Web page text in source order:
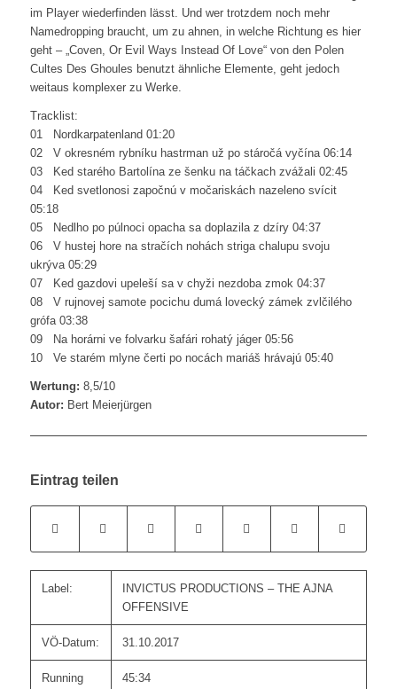
im Player wiederfinden lässt. Und wer trotzdem noch mehr
Namedropping braucht, um zu ahnen, in welche Richtung es hier
geht – „Coven, Or Evil Ways Instead Of Love“ von den Polen
Cultes Des Ghoules benutzt ähnliche Elemente, geht jedoch
weitaus komplexer zu Werke.
Tracklist:
01 Nordkarpatenland 01:20
02 V okresném rybníku hastrman už po stáročá vyčína 06:14
03 Ked starého Bartolína ze šenku na táčkach zvážali 02:45
04 Ked svetlonosi započnú v močariskách nazeleno svícit
05:18
05 Nedlho po púlnoci opacha sa doplazila z dzíry 04:37
06 V hustej hore na stračích nohách striga chalupu svoju
ukrýva 05:29
07 Ked gazdovi upeleší sa v chyži nezdoba zmok 04:37
08 V rujnovej samote pocichu dumá lovecký zámek zvlčilého
grófa 03:38
09 Na horárni ve folvarku šafári rohatý jáger 05:56
10 Ve starém mlyne čerti po nocách mariáš hrávajú 05:40
Wertung: 8,5/10
Autor: Bert Meierjürgen
Eintrag teilen
Label:
INVICTUS PRODUCTIONS – THE AJNA
OFFENSIVE
VÖ-Datum: 31.10.2017
Running
45:34